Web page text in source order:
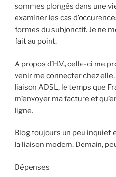
sommes plongés dans une
examiner les cas
formes du subjonctif. Je ne
fait au point.
A propos d’H.V., celle-ci me
venir me connecter chez
liaison ADSL, le temps que
m’envoyer ma facture et
ligne.
Blog toujours un peu inquiet
la liaison modem. Demain,
Dépenses